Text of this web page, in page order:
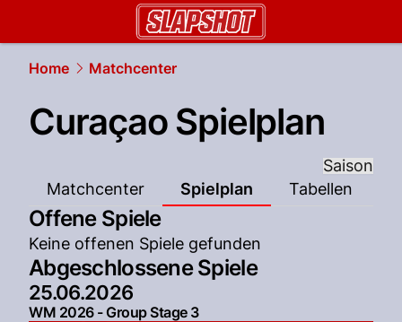
Home Matchcenter
Curaçao Spielplan
Saison
Matchcenter
Spielplan Tabellen
Offene Spiele
Keine offenen Spiele gefunden
Abgeschlossene Spiele
25.06.2026
WM 2026 - Group Stage 3